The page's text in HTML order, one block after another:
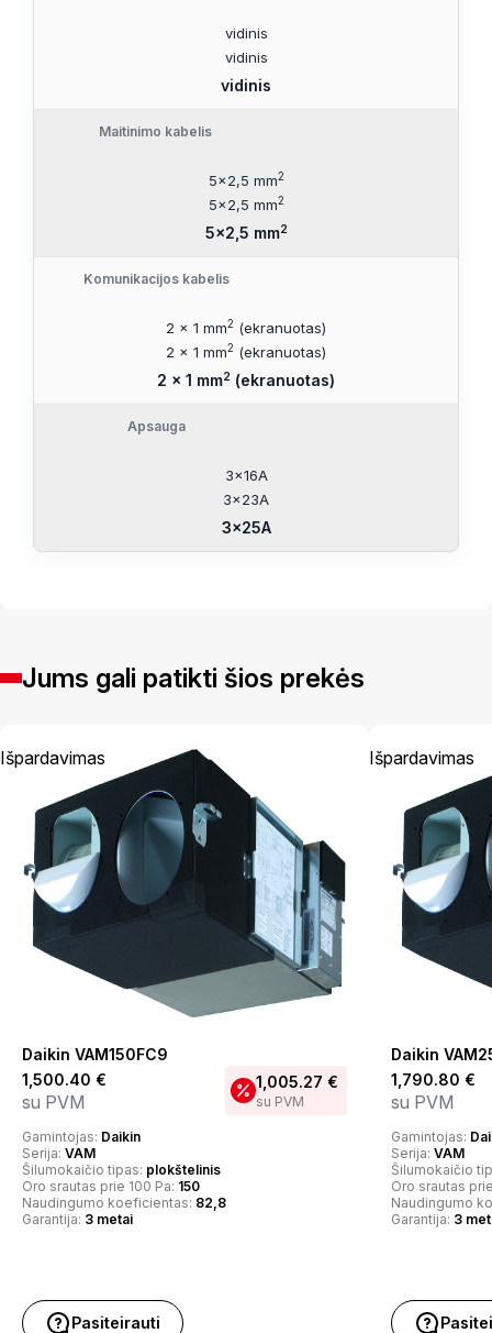
vidinis
vidinis
vidinis
Maitinimo kabelis
5×2,5 mm2
5×2,5 mm2
5×2,5 mm2
Komunikacijos kabelis
2 x 1 mm2 (ekranuotas)
2 x 1 mm2 (ekranuotas)
2 x 1 mm2 (ekranuotas)
Apsauga
3x16A
3x23A
3x25A
Jums gali patikti šios prekės
Išpardavimas
Daikin VAM150FC9
1,500.40 €
su PVM
1,005.27 €
su PVM
Gamintojas: Daikin
Serija: VAM
Šilumokaičio tipas: plokštelinis
Oro srautas prie 100 Pa: 150
Naudingumo koeficientas: 82,8
Garantija: 3 metai
Pasiteirauti
Išpardavimas
Daikin
1,790.80 €
su PVM
Gamintojas:
Serija: VAM
Šilumokaičio
Oro srautas
Naudingumo
Garantija: 3